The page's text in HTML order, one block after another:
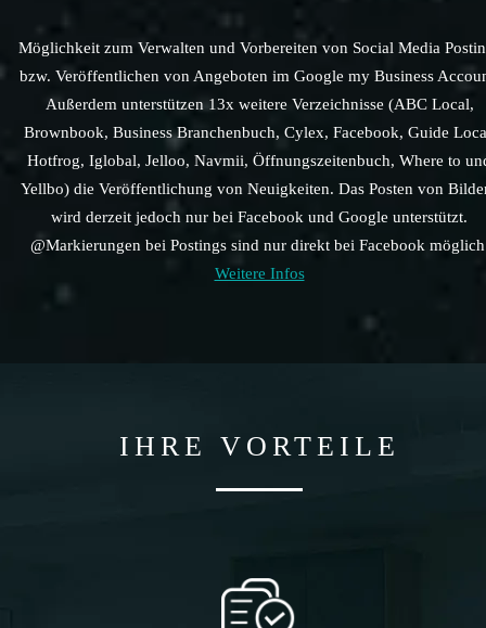
Möglichkeit zum Verwalten und Vorbereiten von Social Media
bzw. Veröffentlichen von Angeboten im Google my Business
Außerdem unterstützen 13x weitere Verzeichnisse (ABC Local,
Brownbook, Business Branchenbuch, Cylex, Facebook, Guide
Hotfrog, Iglobal, Jelloo, Navmii, Öffnungszeitenbuch, Where to
Yellbo) die Veröffentlichung von Neuigkeiten. Das Posten von
wird derzeit jedoch nur bei Facebook und Google unterstützt.
@Markierungen bei Postings sind nur direkt bei Facebook
Weitere Infos
IHRE VORTEILE